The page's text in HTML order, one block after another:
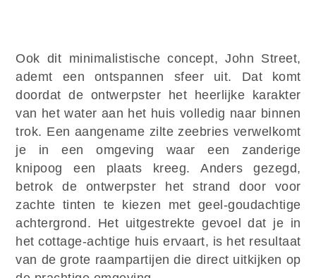
Ook dit minimalistische concept, John Street,
ademt een ontspannen sfeer uit. Dat komt
doordat de ontwerpster het heerlijke karakter
van het water aan het huis volledig naar binnen
trok. Een aangename zilte zeebries verwelkomt
je in een omgeving waar een zanderige
knipoog een plaats kreeg. Anders gezegd,
betrok de ontwerpster het strand door voor
zachte tinten te kiezen met geel-goudachtige
achtergrond. Het uitgestrekte gevoel dat je in
het cottage-achtige huis ervaart, is het resultaat
van de grote raampartijen die direct uitkijken op